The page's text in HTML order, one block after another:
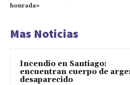
honrada»
Mas Noticias
Incendio en Santiago:
encuentran cuerpo de
desaparecido